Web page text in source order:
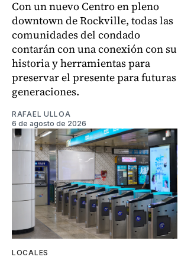
Con un nuevo Centro en pleno
downtown de Rockville, todas las
comunidades del condado
contarán con una conexión con su
historia y herramientas para
preservar el presente para futuras
generaciones.
RAFAEL ULLOA
6 de agosto de 2026
LOCALES